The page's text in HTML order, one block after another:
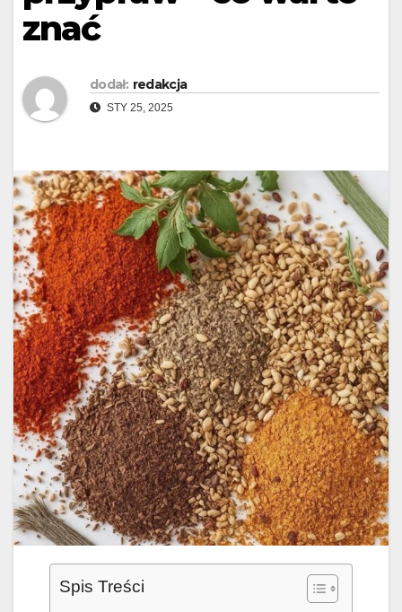
znać
dodał: redakcja
STY 25, 2025
Spis Treści